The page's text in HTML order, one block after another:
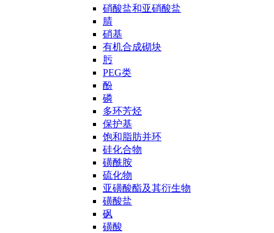
硝酸盐和亚硝酸盐
腈
硝基
有机合成砌块
肟
PEG类
酚
磷
多环芳烃
保护基
饱和脂肪并环
硅化合物
磺酰胺
硫化物
亚磺酸酯及其衍生物
磺酸盐
砜
磺酸